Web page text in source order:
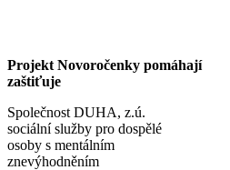
Projekt Novoročenky pomáhají
zaštiťuje
Společnost DUHA, z.ú.
sociální služby pro dospělé
osoby s mentálním
znevýhodněním